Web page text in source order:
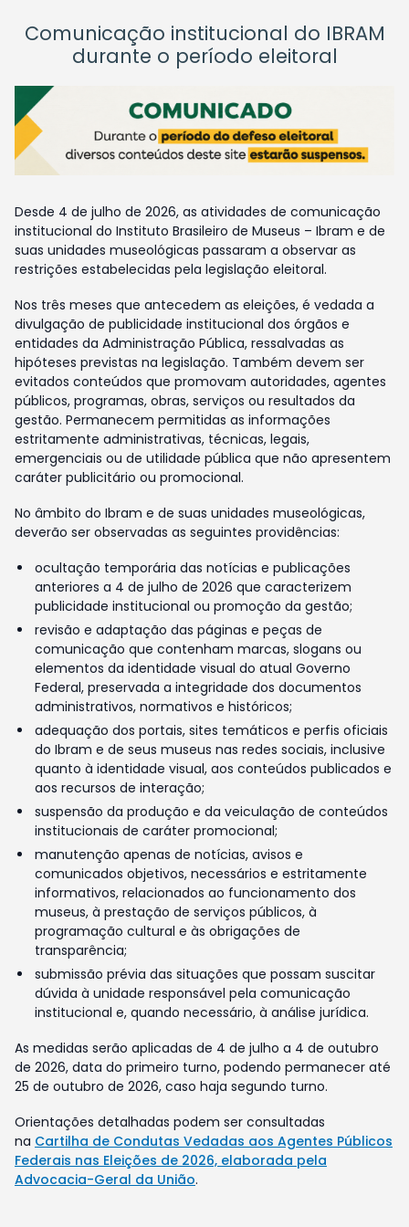
Comunicação institucional do IBRAM
durante o período eleitoral
Desde 4 de julho de 2026, as atividades de comunicação
institucional do Instituto Brasileiro de Museus – Ibram e de
suas unidades museológicas passaram a observar as
restrições estabelecidas pela legislação eleitoral.
Nos três meses que antecedem as eleições, é vedada a
divulgação de publicidade institucional dos órgãos e
entidades da Administração Pública, ressalvadas as
hipóteses previstas na legislação. Também devem ser
evitados conteúdos que promovam autoridades, agentes
públicos, programas, obras, serviços ou resultados da
gestão. Permanecem permitidas as informações
estritamente administrativas, técnicas, legais,
emergenciais ou de utilidade pública que não apresentem
caráter publicitário ou promocional.
No âmbito do Ibram e de suas unidades museológicas,
deverão ser observadas as seguintes providências:
ocultação temporária das notícias e publicações
anteriores a 4 de julho de 2026 que caracterizem
publicidade institucional ou promoção da gestão;
revisão e adaptação das páginas e peças de
comunicação que contenham marcas, slogans ou
elementos da identidade visual do atual Governo
Federal, preservada a integridade dos documentos
administrativos, normativos e históricos;
adequação dos portais, sites temáticos e perfis oficiais
do Ibram e de seus museus nas redes sociais, inclusive
quanto à identidade visual, aos conteúdos publicados e
aos recursos de interação;
suspensão da produção e da veiculação de conteúdos
institucionais de caráter promocional;
manutenção apenas de notícias, avisos e
comunicados objetivos, necessários e estritamente
informativos, relacionados ao funcionamento dos
museus, à prestação de serviços públicos, à
programação cultural e às obrigações de
transparência;
submissão prévia das situações que possam suscitar
dúvida à unidade responsável pela comunicação
institucional e, quando necessário, à análise jurídica.
As medidas serão aplicadas de 4 de julho a 4 de outubro
de 2026, data do primeiro turno, podendo permanecer até
25 de outubro de 2026, caso haja segundo turno.
Orientações detalhadas podem ser consultadas
na Cartilha de Condutas Vedadas aos Agentes Públicos
Federais nas Eleições de 2026, elaborada pela
Advocacia-Geral da União.